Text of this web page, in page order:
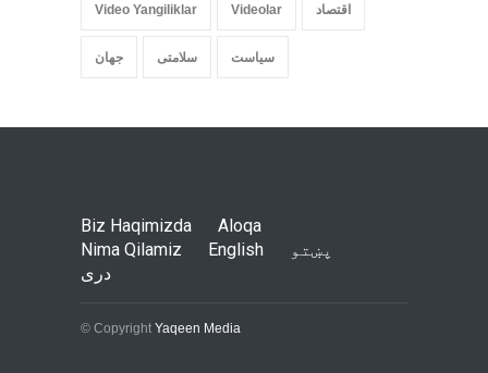
Video Yangiliklar Videolar اقتصاد
جهان سلامتی سیاست
Biz Haqimizda
Aloqa
Nima Qilamiz
English
پښتو
دری
© Copyright Yaqeen Media